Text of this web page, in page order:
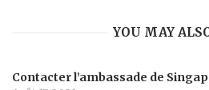
YOU MAY
Contacter l’ambassade de